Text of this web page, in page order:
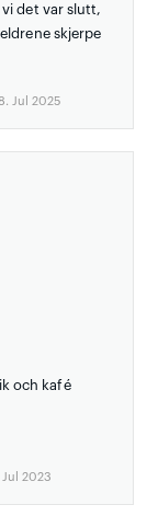
det var slutt,
skjerpe
Jul 2025
och kafé
2023